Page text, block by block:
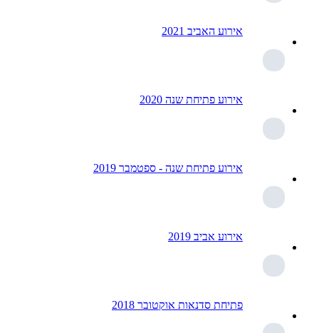
אירוע האביב 2021
אירוע פתיחת שנה 2020
אירוע פתיחת שנה - ספטמבר 2019
אירוע אביב 2019
פתיחת סדנאות אוקטובר 2018